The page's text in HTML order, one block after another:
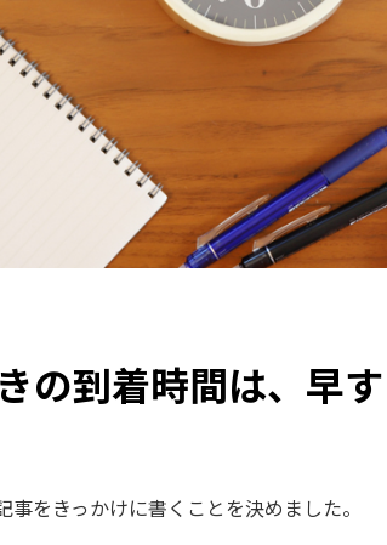
の到着時間は、早
をきっかけに書くことを決めました。